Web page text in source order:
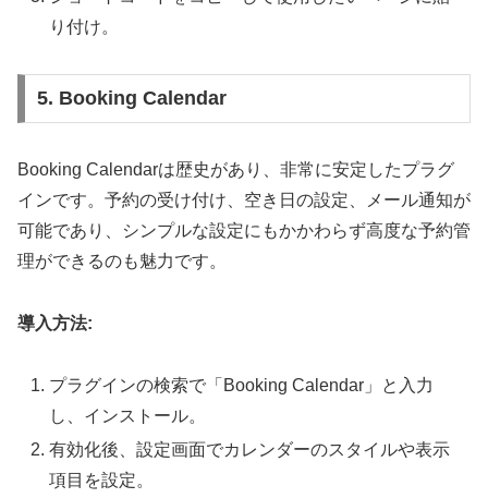
り付け。
5. Booking Calendar
Booking Calendarは歴史があり、非常に安定したプラグ
インです。予約の受け付け、空き日の設定、メール通知が
可能であり、シンプルな設定にもかかわらず高度な予約管
理ができるのも魅力です。
導入方法:
プラグインの検索で「Booking Calendar」と入力
し、インストール。
有効化後、設定画面でカレンダーのスタイルや表示
項目を設定。